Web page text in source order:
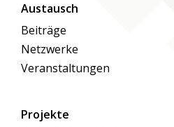
Austausch
Beiträge
Netzwerke
Veranstaltungen
Projekte